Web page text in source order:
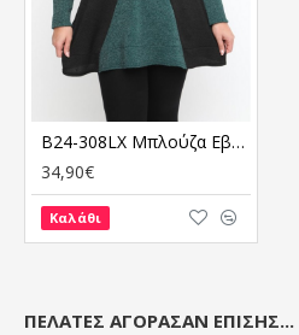
B24-308LX Μπλούζα Εβαζέ Πλεκτή - Πράσινο
34,90€
Καλάθι
ΠΕΛΆΤΕΣ ΑΓΌΡΑΣΑΝ ΕΠΊΣΗΣ...